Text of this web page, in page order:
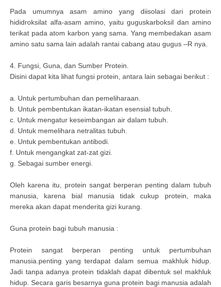
Pada umumnya asam amino yang diisolasi dari protein
hididroksilat alfa-asam amino, yaitu guguskarboksil dan amino
terikat pada atom karbon yang sama. Yang membedakan asam
amino satu sama lain adalah rantai cabang atau gugus –R nya.
4. Fungsi, Guna, dan Sumber Protein.
Disini dapat kita lihat fungsi protein, antara lain sebagai berikut :
a. Untuk pertumbuhan dan pemeliharaan.
b. Untuk pembentukan ikatan-ikatan esensial tubuh.
c. Untuk mengatur keseimbangan air dalam tubuh.
d. Untuk memelihara netralitas tubuh.
e. Untuk pembentukan antibodi.
f. Untuk mengangkat zat-zat gizi.
g. Sebagai sumber energi.
Oleh karena itu, protein sangat berperan penting dalam tubuh
manusia, karena bial manusia tidak cukup protein, maka
mereka akan dapat menderita gizi kurang.
Guna protein bagi tubuh manusia :
Protein sangat berperan penting untuk pertumbuhan
manusia.penting yang terdapat dalam semua makhluk hidup.
Jadi tanpa adanya protein tidaklah dapat dibentuk sel makhluk
hidup. Secara garis besarnya guna protein bagi manusia adalah